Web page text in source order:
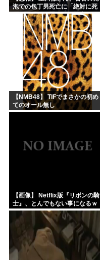
泡での包丁男死亡に「絶対に死
刑にならない罪なのに警察が死
刑にした！」 → 元警官のマジレ
スがコチラ → ………
【NMB48】 TIFでまさかの初め
てのオール無し
【画像】 Netflix版『リボンの騎
士』、とんでもない事になるｗ
ｗｗｗｗ